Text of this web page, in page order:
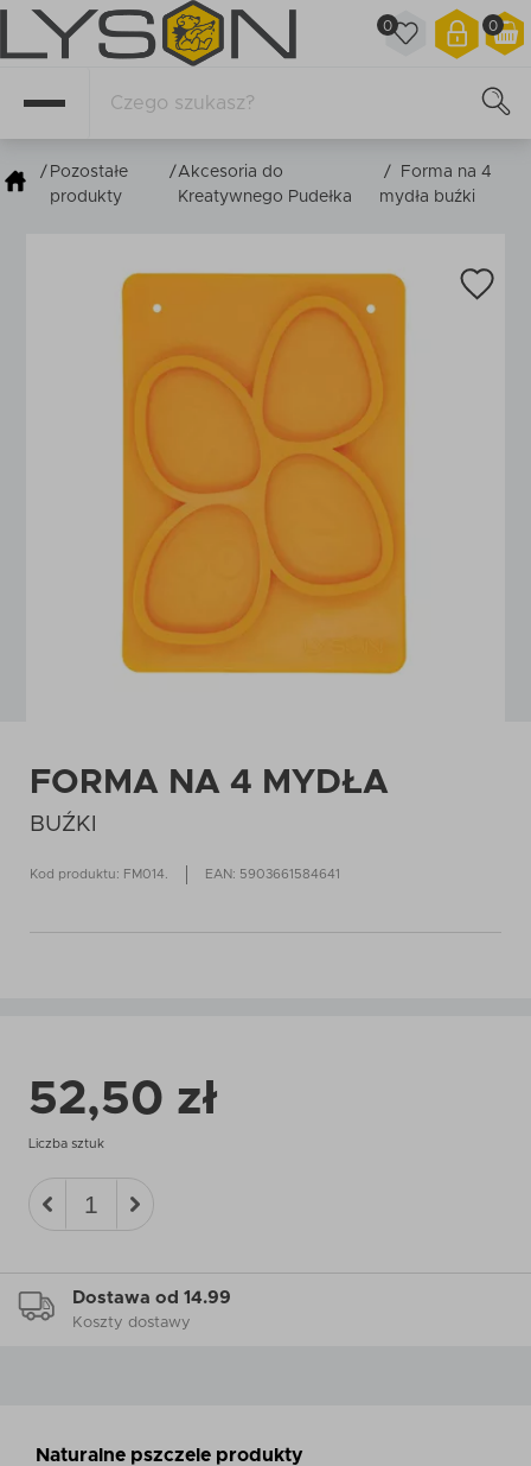
0
0
/ Pozostałe
produkty
/Akcesoria do
Kreatywnego Pudełka
/
Forma na 4
mydła buźki
FORMA NA 4 MYDŁA
BUŹKI
Kod produktu: FM014. EAN: 5903661584641
52,50 zł
Liczba sztuk
Dostawa od 14.99
Koszty dostawy
Naturalne pszczele produkty